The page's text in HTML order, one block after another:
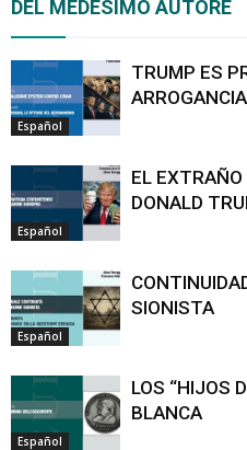
DEL MEDESIMO AUTORE
Español
TRUMP ES
Español
EL
DONALD
Español
SIONISTA
Español
LOS “HIJOS
BLANCA